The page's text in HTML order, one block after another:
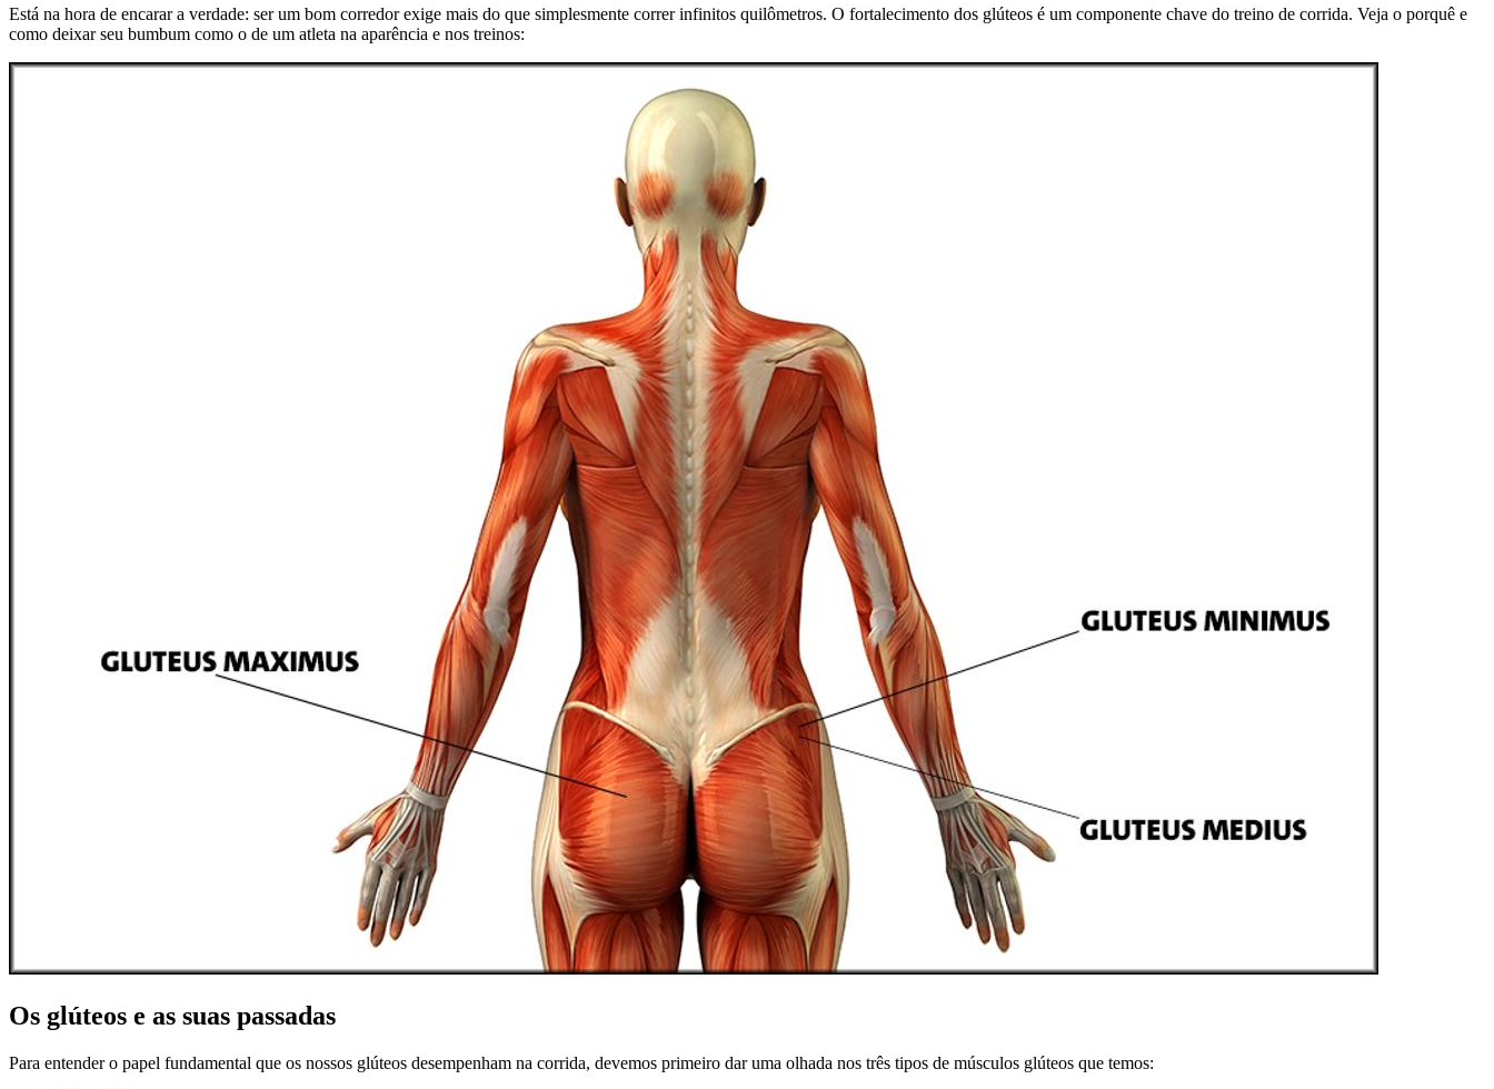
Está na hora de encarar a verdade: ser um bom corredor exige mais do que simplesmente correr infinitos quilômetros. O fortalecimento dos glúteos é um componente chave do treino de corrida. Veja o porquê e
como deixar seu bumbum como o de um atleta na aparência e nos treinos:
Os glúteos e as suas passadas
Para entender o papel fundamental que os nossos glúteos desempenham na corrida, devemos primeiro dar uma olhada nos três tipos de músculos glúteos que temos: